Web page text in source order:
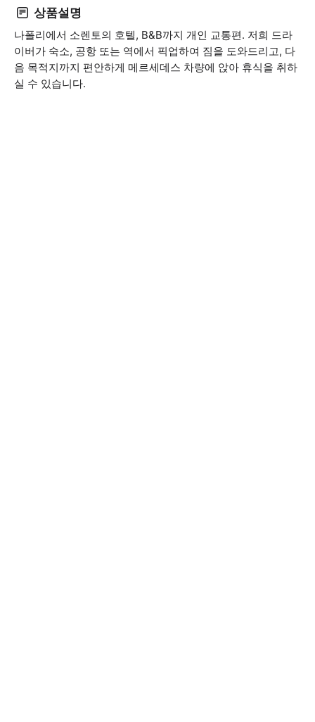
상품설명
나폴리에서 소렌토의 호텔, B&B까지 개인 교통편. 저희 드라
이버가 숙소, 공항 또는 역에서 픽업하여 짐을 도와드리고, 다
음 목적지까지 편안하게 메르세데스 차량에 앉아 휴식을 취하
실 수 있습니다.